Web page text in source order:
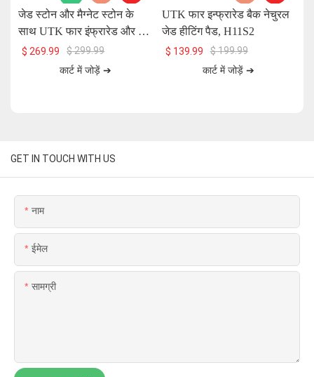
जेड स्टोन और मैग्नेट स्टोन के
साथ UTK फार इंफ्रारेड और रेड
लाइट हीटिंग पैड, 26 x 20 इंच,
$ 269.99 $299.99
कार्ट में जोड़ें ➔
UTK फार इन्फ्रारेड बैक नेचुरल
जेड हीटिंग पैड, H11S2
$ 139.99 $199.99
कार्ट में जोड़ें ➔
GET IN TOUCH WITH US
नाम
ईमेल
सामग्री